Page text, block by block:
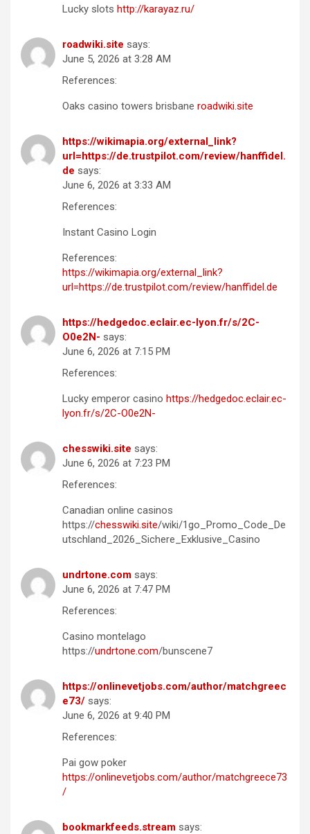
Lucky slots http://karayaz.ru/
roadwiki.site says:
June 5, 2026 at 3:28 AM
References:
Oaks casino towers brisbane roadwiki.site
https://wikimapia.org/external_link?
url=https://de.trustpilot.com/review/hanffidel.
de says:
June 6, 2026 at 3:33 AM
References:
Instant Casino Login
References:
https://wikimapia.org/external_link?
url=https://de.trustpilot.com/review/hanffidel.de
https://hedgedoc.eclair.ec-lyon.fr/s/2C-
O0e2N- says:
June 6, 2026 at 7:15 PM
References:
Lucky emperor casino https://hedgedoc.eclair.ec-
lyon.fr/s/2C-O0e2N-
chesswiki.site says:
June 6, 2026 at 7:23 PM
References:
Canadian online casinos
https://chesswiki.site/wiki/1go_Promo_Code_De
utschland_2026_Sichere_Exklusive_Casino
undrtone.com says:
June 6, 2026 at 7:47 PM
References:
Casino montelago
https://undrtone.com/bunscene7
https://onlinevetjobs.com/author/matchgreec
e73/ says:
June 6, 2026 at 9:40 PM
References:
Pai gow poker
https://onlinevetjobs.com/author/matchgreece73
/
bookmarkfeeds.stream says: